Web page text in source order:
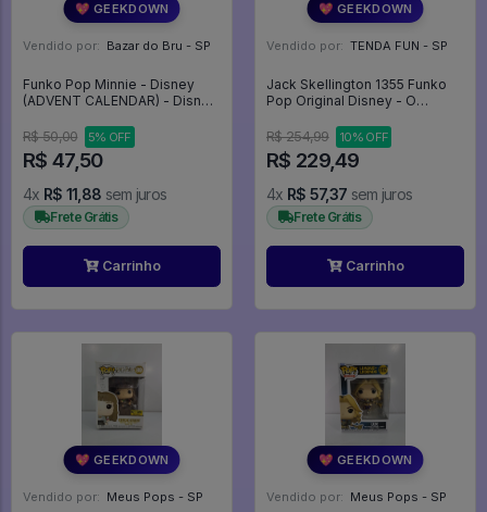
💖 GEEKDOWN
Vendido por: Bazar do Bru - SP
Funko Pop Minnie - Disney
(ADVENT CALENDAR) - Disney
R$ 50,00
5% OFF
R$ 47,50
4x R$ 11,88 sem juros
Frete Grátis
Carrinho
💖 GEEKDOWN
Vendido por: TENDA FUN - SP
Jack Skellington 1355 Funko
Pop Original Disney - O
#1355 - Funko Pop - #1355 -
FUNKO POP #1355
R$ 254,99 10% OFF
R$ 229,49
4x R$ 57,37 sem juros
Frete Grátis
Carrinho
💖 GEEKDOWN
Vendido por: Meus Pops - SP
💖 GEEKDOWN
Vendido por: Meus Pops - SP